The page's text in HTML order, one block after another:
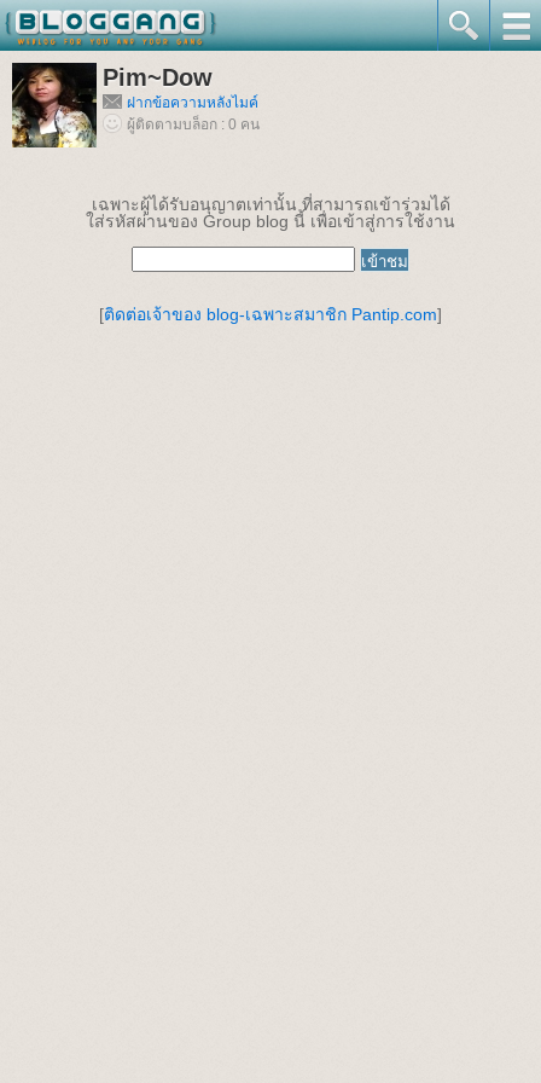
Pim~Dow
ฝากข้อความหลังไมค์
ผู้ติดตามบล็อก : 0 คน
เฉพาะผู้ได้รับอนุญาตเท่านั้น ที่สามารถเข้าร่วมได้
ใส่รหัสผ่านของ Group blog นี้ เพื่อเข้าสู่การใช้งาน
[ติดต่อเจ้าของ blog-เฉพาะสมาชิก Pantip.com]